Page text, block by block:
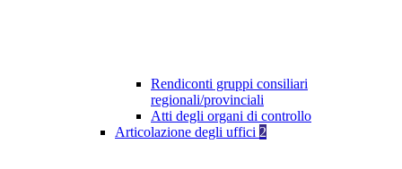
Rendiconti gruppi consiliari
regionali/provinciali
Atti degli organi di controllo
Articolazione degli uffici 2